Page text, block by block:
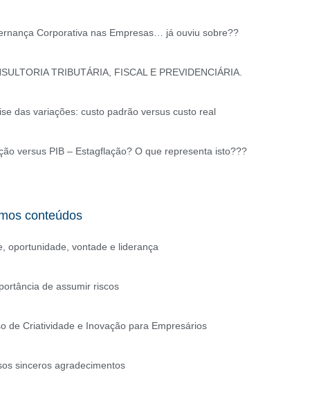
conteúdos
oportunidade, vontade e liderança
de assumir riscos
de Criatividade e Inovação para Empresários
sinceros agradecimentos
Corporativa nas Empresas… já ouviu sobre??
TRIBUTÁRIA, FISCAL E PREVIDENCIÁRIA.
das variações: custo padrão versus custo real
versus PIB – Estagflação? O que representa isto???